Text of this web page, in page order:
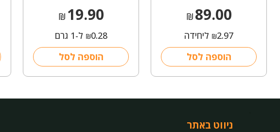
₪89.00
₪2.97 ליחידה
הוספה לסל
₪ 19.90
₪0.28 ל-1 גרם
הוספה לסל
ניווט באתר